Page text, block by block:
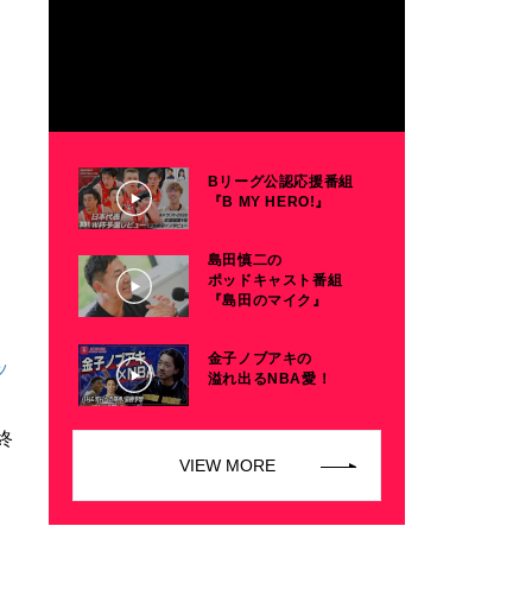
Bリーグ公認応援番組
『B MY HERO!』
島田慎二の
ポッドキャスト番組
『島田のマイク』
金子ノブアキの
溢れ出るNBA愛！
VIEW MORE